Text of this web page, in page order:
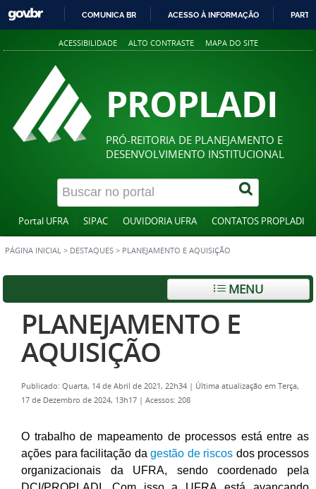
PARA
COMUNICA BR ACESSO À INFORMAÇÃO
ACESSIBILIDADE ALTO CONTRASTE MAPA DO SITE
PROPLADI
PRÓ-REITORIA DE PLANEJAMENTO E
DESENVOLVIMENTO INSTITUCIONAL
Portal UFRA SIPAC OUVIDORIA UFRA CONTATOS PROPLADI
PÁGINA INICIAL > DESTAQUES > PLANEJAMENTO E AQUISIÇÃO
MENU
PLANEJAMENTO E
AQUISIÇÃO
Publicado: Quarta, 14 de Abril de 2021, 22h34 | Última atualização em Terça,
17 de Dezembro de 2024, 13h17 | Acessos: 208
O trabalho de mapeamento de processos está entre as
ações para facilitação da gestão de riscos dos processos
organizacionais da UFRA, sendo coordenado pela